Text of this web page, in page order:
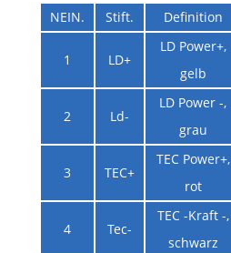
NEIN. Stift. Definition
1 LD+
LD Power+,
gelb
2 Ld-
LD Power -,
grau
3 TEC+
TEC Power+,
rot
4 Tec-
TEC -Kraft -,
schwarz